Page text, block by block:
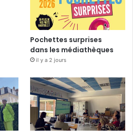
Pochettes surprises
dans les médiathèques
il y a 2 jours